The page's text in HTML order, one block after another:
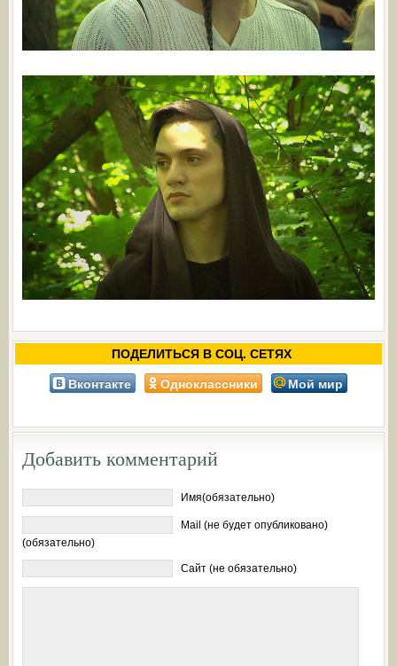
ПОДЕЛИТЬСЯ В СОЦ. СЕТЯХ
Вконтакте Одноклассники Мой мир
Добавить комментарий
Имя(обязательно)
Mail (не будет опубликовано)
(обязательно)
Сайт (не обязательно)